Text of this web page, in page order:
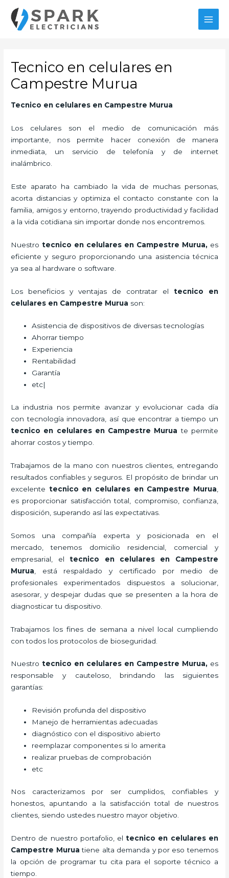
contenido
Tecnico en celulares en
Campestre Murua
Tecnico en celulares en Campestre Murua
Los celulares son el medio de comunicación más
importante, nos permite hacer conexión de manera
inmediata, un servicio de telefonía y de internet
inalámbrico.
Este aparato ha cambiado la vida de muchas personas,
acorta distancias y optimiza el contacto constante con la
familia, amigos y entorno, trayendo productividad y facilidad
a la vida cotidiana sin importar donde nos encontremos.
Nuestrotecnico en celulares en Campestre Murua,es
eficiente y seguro proporcionando una asistencia técnica
ya sea al hardware o software.
Los beneficios y ventajas de contratar el tecnico en
celulares en Campestre Murua son:
Asistencia de dispositivos de diversas tecnologías
Ahorrar tiempo
Experiencia
Rentabilidad
Garantía
etc|
La industria nos permite avanzar y evolucionar cada día
con tecnología innovadora, así que encontrar a tiempo un
tecnico en celulares en Campestre Murua te permite
ahorrar costos y tiempo.
Trabajamos de la mano con nuestros clientes, entregando
resultados confiables y seguros. El propósito de brindar un
excelente tecnico en celulares en Campestre Murua
es proporcionar satisfacción total, compromiso, confianza,
disposición, superando así las expectativas.
Somos una compañía experta y posicionada en el
mercado, tenemos domicilio residencial, comercial y
empresarial, eltecnico en celulares en Campestre
Murua , está respaldado y certificado por medio de
profesionales experimentados dispuestos a solucionar,
asesorar, y despejar dudas que se presenten a la hora de
diagnosticar tu dispositivo.
Trabajamos los fines de semana a nivel local cumpliendo
con todos los protocolos de bioseguridad.
Nuestrotecnico en celulares en Campestre Murua, es
responsable y cauteloso, brindando las siguientes
garantías:
Revisión profunda del dispositivo
Manejo de herramientas adecuadas
diagnóstico con el dispositivo abierto
reemplazar componentes si lo amerita
realizar pruebas de comprobación
etc
Nos caracterizamos por ser cumplidos, confiables y
honestos, apuntando a la satisfacción total de nuestros
clientes, siendo ustedes nuestro mayor objetivo.
Dentro de nuestro portafolio, eltecnico en celulares en
Campestre Murua tiene alta demanda y por eso tenemos
la opción de programar tu cita para el soporte técnico a
tiempo.